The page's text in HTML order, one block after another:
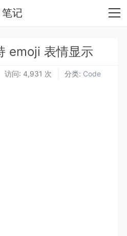
笔记
emoji 表情显示
访问: 4,931 次 分类: Code